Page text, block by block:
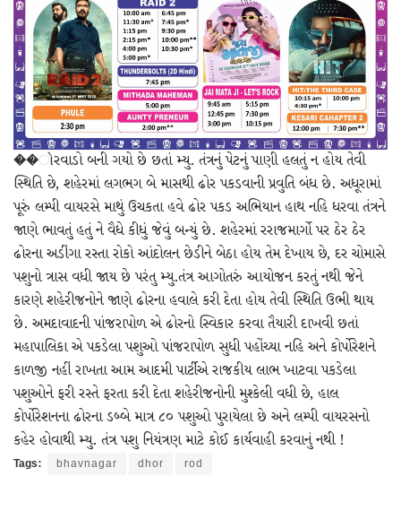
��ોરવાડો બની ગયો છે છતાં મ્યુ. તંત્રનું પેટનું પાણી હલતું ન હોય તેવી
સ્થિતિ છે, શહેરમાં લગભગ બે માસથી ઢોર પકડવાની પ્રવુતિ બંધ છે. અધૂરામાં
પૂરું લમ્પી વાયરસે માથું ઉચકતા હવે ઢોર પકડ અભિયાન હાથ નહિ ધરવા તંત્રને
જાણે ભાવતું હતું ને વૈધે કીધું જેવું બન્યું છે. શહેરમાં રરાજમાર્ગો પર ઠેર ઠેર
ઢોરના અડીંગા રસ્તા રોકો આંદોલન છેડીને બેઠા હોય તેમ દેખાય છે, દર ચોમાસે
પશુનો ત્રાસ વધી જાય છે પરંતુ મ્યુ.તંત્ર આગોતરું આયોજન કરતું નથી જેને
કારણે શહેરીજનોને જાણે ઢોરના હવાલે કરી દેતા હોય તેવી સ્થિતિ ઉભી થાય
છે. અમદાવાદની પાંજરાપોળ એ ઢોરનો સ્વિકાર કરવા તૈયારી દાખવી છતાં
મહાપાલિકા એ પકડેલા પશુઓ પાંજરાપોળ સુધી પહોંચ્યા નહિ અને કોર્પોરેશને
કાળજી નહીં રાખતા આમ આદમી પાર્ટીએ રાજકીય લાભ ખાટવા પકડેલા
પશુઓને ફરી રસ્તે ફરતા કરી દેતા શહેરીજનોની મુશ્કેલી વધી છે, હાલ
કોર્પોરેશનના ઢોરના ડબ્બે માત્ર ૮૦ પશુઓ પુરાયેલા છે અને લમ્પી વાયરસનો
કહેર હોવાથી મ્યુ. તંત્ર પશુ નિયંત્રણ માટે કોઈ કાર્યવાહી કરવાનું નથી !
Tags: bhavnagar dhor rod